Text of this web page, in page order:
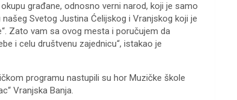
građane, odnosno verni narod, koji je samo
Svetog Justina Ćelijskog i Vranjskog koji je
Zato vam sa ovog mesta i poručujem da
i celu društvenu zajednicu“, istakao je
programu nastupili su hor Muzičke škole
Vranjska Banja.